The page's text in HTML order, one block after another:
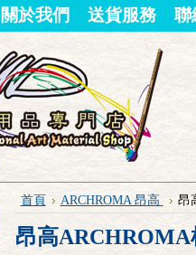
關於我們 送貨服務 聯
首頁 ARCHROMA 昂高 昂
昂高ARCHROMA